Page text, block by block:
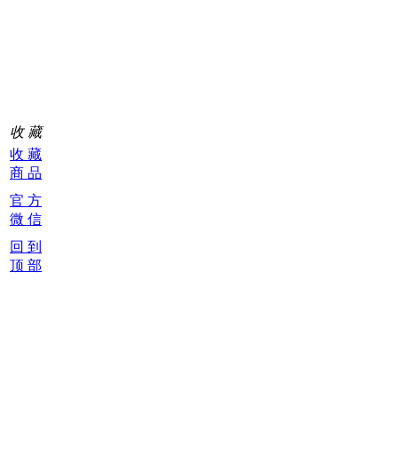
收 藏
收 藏
商 品
官 方
微 信
回 到
顶 部